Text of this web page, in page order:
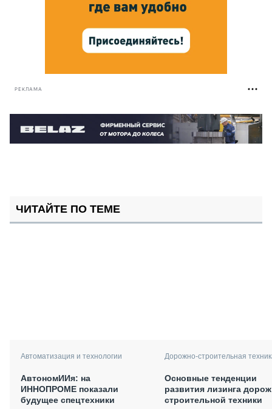
РЕКЛАМА
ЧИТАЙТЕ ПО ТЕМЕ
Автоматизация и технологии
АвтономИИя: на
ИННОПРОМЕ показали
будущее спецтехники
Дорожно-строительная
Основные тенденции
развития лизинга
строительной техники